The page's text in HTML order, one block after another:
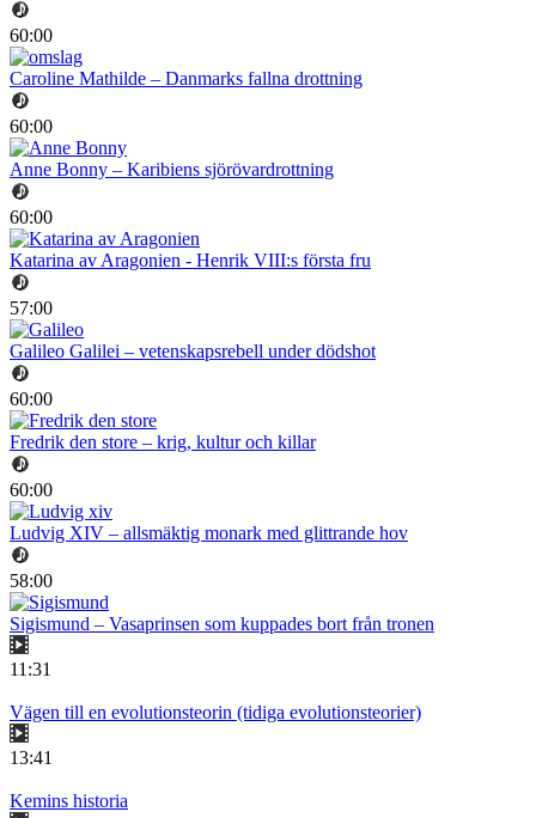
60:00
Caroline Mathilde – Danmarks fallna drottning
60:00
Anne Bonny – Karibiens sjörövardrottning
60:00
Katarina av Aragonien - Henrik VIII:s första fru
57:00
Galileo Galilei – vetenskapsrebell under dödshot
60:00
Fredrik den store – krig, kultur och killar
60:00
Ludvig XIV – allsmäktig monark med glittrande hov
58:00
Sigismund – Vasaprinsen som kuppades bort från tronen
11:31
Vägen till en evolutionsteorin (tidiga evolutionsteorier)
13:41
Kemins historia